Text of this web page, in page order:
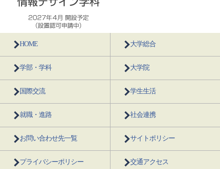
HOME 大学総合
学部・学科 大学院
国際交流 学生生活
就職・進路 社会連携
お問い合わせ先一覧 サイトポリシー
プライバシーポリシー 交通アクセス